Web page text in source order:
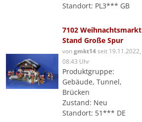
Standort: PL3*** GB
7102 Weihnachtsmarkt
Stand Große Spur
vongmkt14seit 19.11.2022,
08:43 Uhr
Produktgruppe:
Gebäude, Tunnel,
Brücken
Zustand: Neu
Standort: 51*** DE